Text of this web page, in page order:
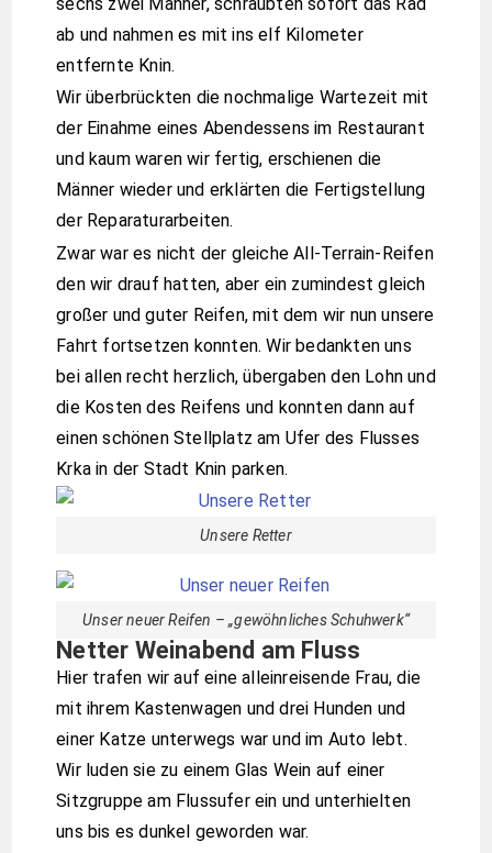
ab und nahmen es mit ins elf Kilometer
entfernte Knin.
Wir überbrückten die nochmalige Wartezeit mit
der Einahme eines Abendessens im Restaurant
und kaum waren wir fertig, erschienen die
Männer wieder und erklärten die Fertigstellung
der Reparaturarbeiten.
Zwar war es nicht der gleiche All-Terrain-Reifen
den wir drauf hatten, aber ein zumindest gleich
großer und guter Reifen, mit dem wir nun unsere
Fahrt fortsetzen konnten. Wir bedankten uns
bei allen recht herzlich, übergaben den Lohn und
die Kosten des Reifens und konnten dann auf
einen schönen Stellplatz am Ufer des Flusses
Krka in der Stadt Knin parken.
Unsere Retter
Unser neuer Reifen – „gewöhnliches Schuhwerk“
Netter Weinabend am Fluss
Hier trafen wir auf eine alleinreisende Frau, die
mit ihrem Kastenwagen und drei Hunden und
einer Katze unterwegs war und im Auto lebt.
Wir luden sie zu einem Glas Wein auf einer
Sitzgruppe am Flussufer ein und unterhielten
uns bis es dunkel geworden war.